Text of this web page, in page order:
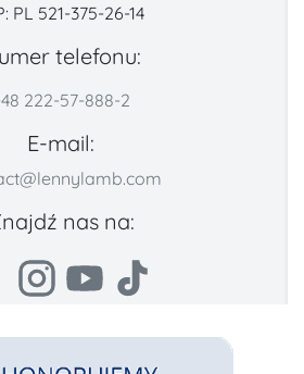
PL 521-375-26-14
telefonu:
222-57-888-2
E-mail:
nas na: